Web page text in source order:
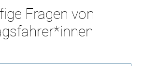
Fragen von